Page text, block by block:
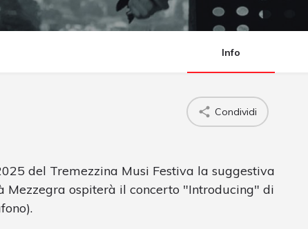
Info
Condividi
del Tremezzina Musi Festiva la suggestiva
Mezzegra ospiterà il concerto "Introducing" di